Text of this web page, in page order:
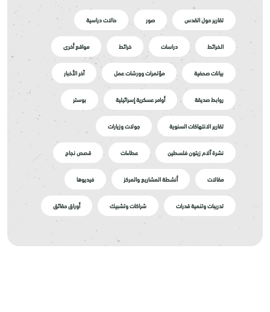
تقارير حول القدس صور حالات دراسية
الخرائط دراسات خرائط مواقع أخرى
بيانات صحفية مؤتمرات وورشات عمل آخر الأخبار
روابط صديقة أوامر عسكرية إسرائيلية بوستر
تقارير الانتهاكات السنوية جولات وزيارات
نشرة آلام زيتون فلسطين عطاءات قصص نجاح
مقالات أنشطة المشاريع والمركز فيديوها
تدريبات وتنمية قدرات شراكات وتشبيك أوراق حقائق